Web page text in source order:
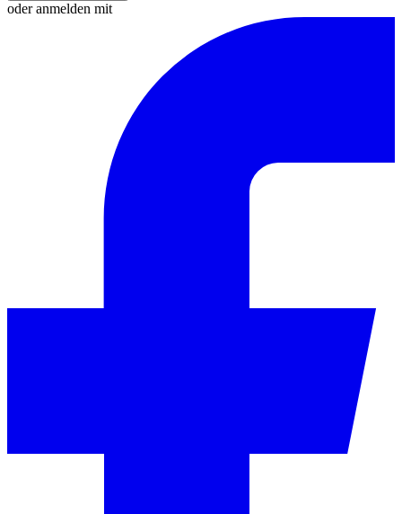
oder anmelden mit